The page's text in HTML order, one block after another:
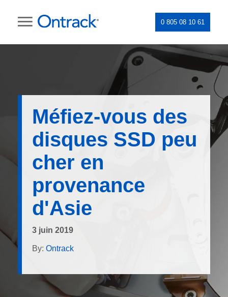
0 805 08 10 61
Méfiez-vous des
disques SSD peu
cher en
provenance
d'Asie
3 juin 2019
By: Ontrack